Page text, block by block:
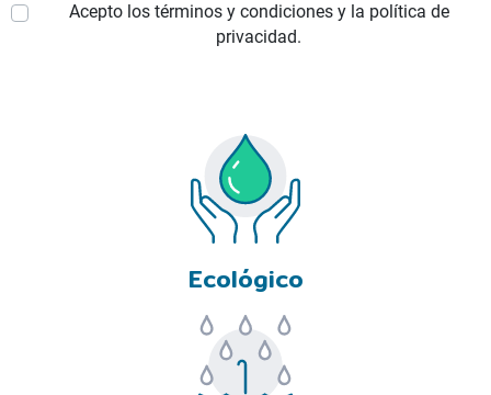
Acepto los términos y condiciones y la política de
privacidad.
Ecológico